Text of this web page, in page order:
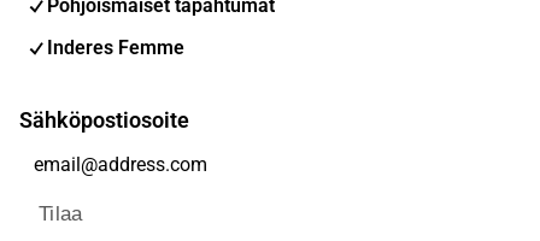
Pohjoismaiset tapahtumat
Inderes Femme
Sähköpostiosoite
Tilaa